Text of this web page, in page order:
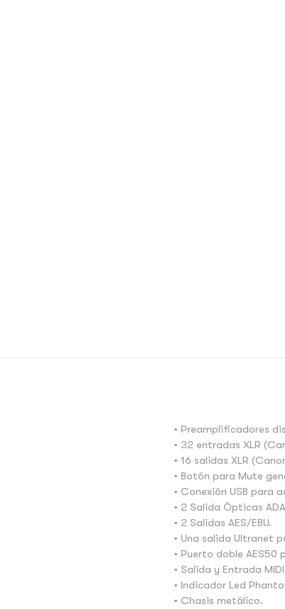
• Preamplificadores
• 32 entradas XLR
• 16 salidas XLR
• Botón para Mute
• Conexión USB para
• 2 Salida Ópticas
• 2 Salidas AES/EBU.
• Una salida Ultranet
• Puerto doble AES50
• Salida y Entrada
• Indicador Led
• Chasis metálico.